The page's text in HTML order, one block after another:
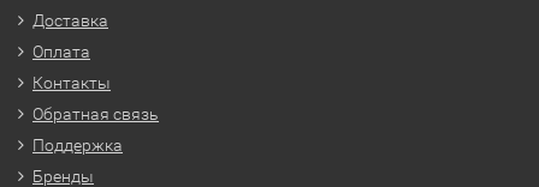
Доставка
Оплата
Контакты
Обратная связь
Поддержка
Бренды